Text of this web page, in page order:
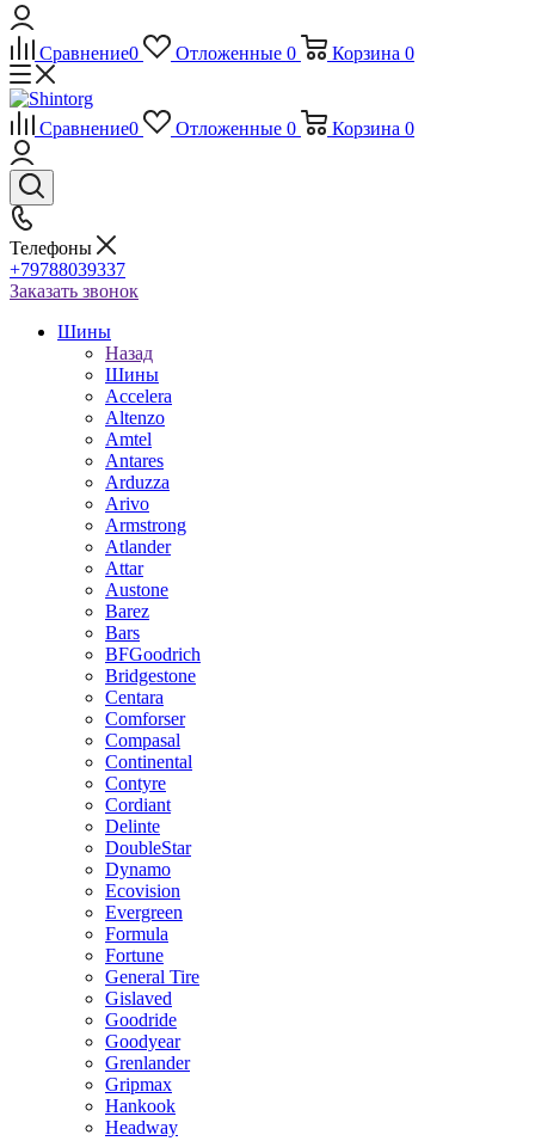
Сравнение0 Отложенные 0 Корзина 0
Сравнение0 Отложенные 0 Корзина 0
Телефоны
+79788039337
Заказать звонок
Шины
Назад
Шины
Accelera
Altenzo
Amtel
Antares
Arduzza
Arivo
Armstrong
Atlander
Attar
Austone
Barez
Bars
BFGoodrich
Bridgestone
Centara
Comforser
Compasal
Continental
Contyre
Cordiant
Delinte
DoubleStar
Dynamo
Ecovision
Evergreen
Formula
Fortune
General Tire
Gislaved
Goodride
Goodyear
Grenlander
Gripmax
Hankook
Headway